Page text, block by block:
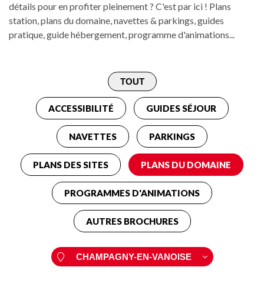
détails pour en profiter pleinement ? C'est par ici ! Plans
station, plans du domaine, navettes & parkings, guides
pratique, guide hébergement, programme d'animations...
ACCESSIBILITÉ GUIDES SÉJOUR
NAVETTES PARKINGS
PLANS DES SITES PLANS DU DOMAINE
PROGRAMMES D'ANIMATIONS
AUTRES BROCHURES